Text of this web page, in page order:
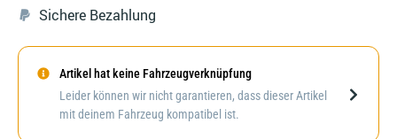
Sichere Bezahlung
Darstellung kann abweichen
Artikel hat keine Fahrzeugverknüpfung
Leider können wir nicht garantieren, dass dieser Artikel
mit deinem Fahrzeug kompatibel ist.